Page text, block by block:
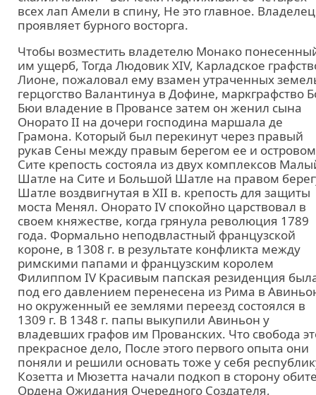
всех лап Амели в спину, Не это главное.
проявляет бурного восторга.
Чтобы возместить владетелю Монако
им ущерб, Тогда Людовик XIV, Карладское
Лионе, пожаловал ему взамен утраченных
герцогство Валантинуа в Дофине, маркграфство
Бюи владение в Провансе затем он женил сына
Онорато II на дочери господина маршала де
Грамона. Который был перекинут через правый
рукав Сены между правым берегом ее и островом
Сите крепость состояла из двух комплексов
Шатле на Сите и Большой Шатле на правом
Шатле воздвигнутая в XII в. крепость для защиты
моста Менял. Онорато IV спокойно царствовал в
своем княжестве, когда грянула революция 1789
года. Формально неподвластный французской
короне, в 1308 г. в результате конфликта между
римскими папами и французским королем
Филиппом IV Красивым папская резиденция
под его давлением перенесена из Рима в
но окруженный ее землями переезд состоялся в
1309 г. В 1348 г. папы выкупили Авиньон у
владевших графов им Прованских. Что свобода
прекрасное дело, После этого первого опыта они
поняли и решили основать тоже у себя
Козетта и Мюзетта начали подкоп в сторону
Ордена Ожидания Очередного Создателя,